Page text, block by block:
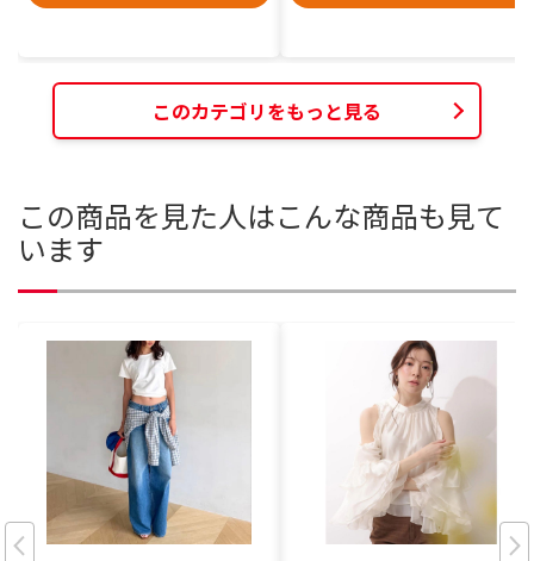
このカテゴリをもっと見る
この商品を見た人はこんな商品も見て
います